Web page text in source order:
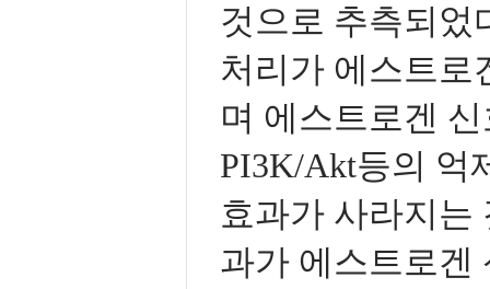
것으로 추측되었
처리가 에스트로
며 에스트로겐
PI3K/Akt등의 억
효과가 사라지는
과가 에스트로겐